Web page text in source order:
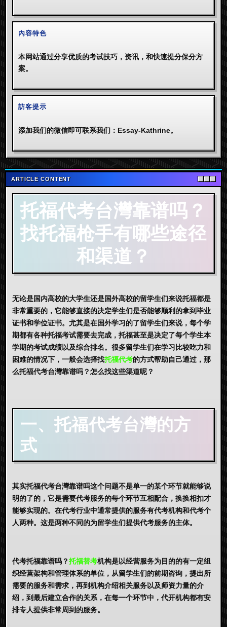
內容特色
本网站通过分享优质的考试技巧，资讯，和快速提分保分方
案。
訪客提示
添加我们的微信即可联系我们：Essay-Kathrine。
ARTICLE CONTENT
托福代考台灣靠谱吗 ？
找托福枪手有哪些途径
和渠道？
无论是国内高校的大学生还是国外高校的留学生们来说托福都是
非常重要的，它能够直接的决定学生们是否能够顺利的拿到毕业
证书和学位证书。尤其是在国外学习的了留学生们来说，每个学
期都有各种托福考试需要去完成，托福甚至是决定了每个学生本
学期的考试成绩以及综合排名。很多留学生们在学习比较吃力和
困难的情况下，一般会选择找托福代考的方式帮助自己通过，那
么托福代考台灣靠谱吗？怎么找这些渠道呢？
一、托福代考台灣的方
式
其实托福代考台灣靠谱吗这个问题不是单一的某个环节就能够说
明的了的，它是需要代考服务的每个环节互相配合，换换相扣才
能够实现的。在代考行业中通常提供的服务有代考机构和代考个
人两种。这是两种不同的为留学生们提供代考服务的主体。
代考托福靠谱吗？托福替考机构是以经营服务为目的的有一定组
织经营架构和管理体系的单位，从留学生们的前期咨询，提出所
需要的服务和需求，再到机构介绍相关服务以及师资力量的介
绍，到最后建立合作的关系，在每一个环节中，代开机构都有安
排专人提供非常周到的服务。